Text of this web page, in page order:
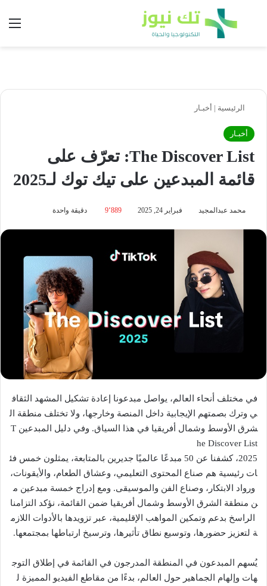
بحث عن
الرئيسية | أخبـار
أخبـار
The Discover List: تعرّف على
قائمة المبدعين على تيك توك لـ2025
محمد عبدالمجيد فبراير 24, 2025 9٬889 دقيقة واحدة
في مختلف أنحاء العالم، يواصل مبدعونا إعادة تشكيل المشهد الثقاف
ي وترك بصمتهم الإيجابية داخل المنصة وخارجها، ولا تختلف منطقة ال
شرق الأوسط وشمال أفريقيا في هذا السياق. وفي دليل المبدعين T
he Discover List
2025، كشفنا عن 50 مبدعًا عالميًا جديرين بالمتابعة، يمثلون خمس فئ
ات رئيسية هم صناع المحتوى التعليمي، وعشاق الطعام، والأيقونات،
ورواد الابتكار، وصناع الفن والموسيقى. ومع إدراج خمسة مبدعين م
ن منطقة الشرق الأوسط وشمال أفريقيا ضمن القائمة، نؤكد التزامنا
الراسخ بدعم وتمكين المواهب الإقليمية، عبر تزويدها بالأدوات اللازم
ة لتعزيز حضورها، وتوسيع نطاق تأثيرها، وترسيخ ارتباطها بمجتمعها.
يُسهم المبدعون في المنطقة المدرجون في القائمة في إطلاق التوج
هات وإلهام الجماهير حول العالم، بدءًا من مقاطع الفيديو المميزة ل